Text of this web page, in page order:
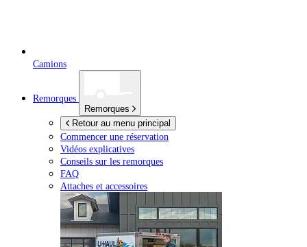
Camions
Remorques
Remorques
Retour au menu principal
Commencer une réservation
Vidéos explicatives
Conseils sur les remorques
FAQ
Attaches et accessoires